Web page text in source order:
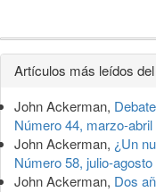
Detalles
del
artículo
Artículos más leídos
John Ackerman,
Número 44, marzo-abril
John Ackerman, ¿Un
Número 58, julio-agosto
John Ackerman, Dos